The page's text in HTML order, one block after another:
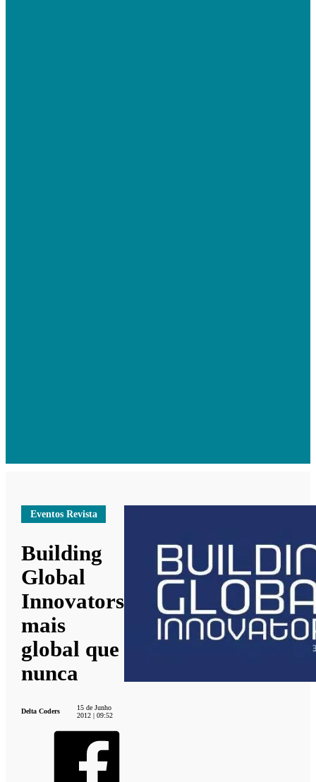
Eventos Revista
Building
Global
Innovators
mais
global que
nunca
Delta Coders
15 de Junho
2012 | 09:52